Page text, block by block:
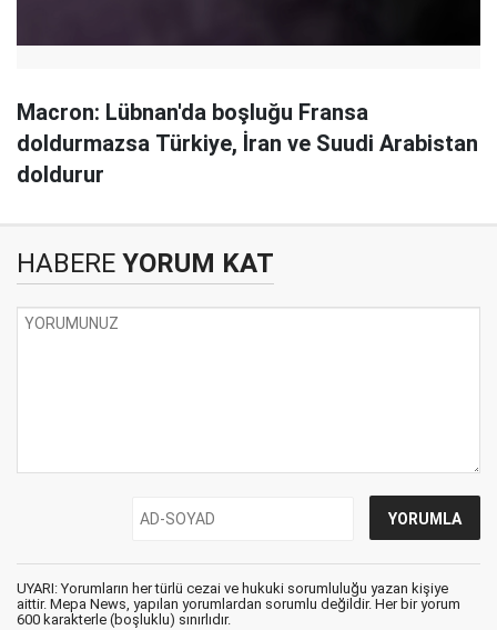
Macron: Lübnan'da boşluğu Fransa
doldurmazsa Türkiye, İran ve Suudi Arabistan
doldurur
HABERE YORUM KAT
UYARI: Yorumların her türlü cezai ve hukuki sorumluluğu yazan kişiye
aittir. Mepa News, yapılan yorumlardan sorumlu değildir. Her bir yorum
600 karakterle (boşluklu) sınırlıdır.